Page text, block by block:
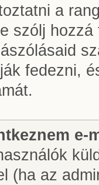
a
szólj
fedezni,
e-
(ha az